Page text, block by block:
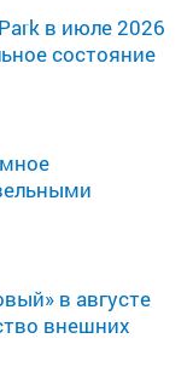
в июле 2026
состояние
в августе
внешних